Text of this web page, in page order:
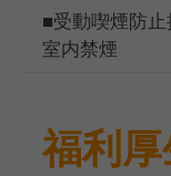
■受動喫煙防止
室内禁煙
福利